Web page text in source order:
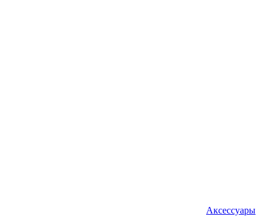
Аксессуары